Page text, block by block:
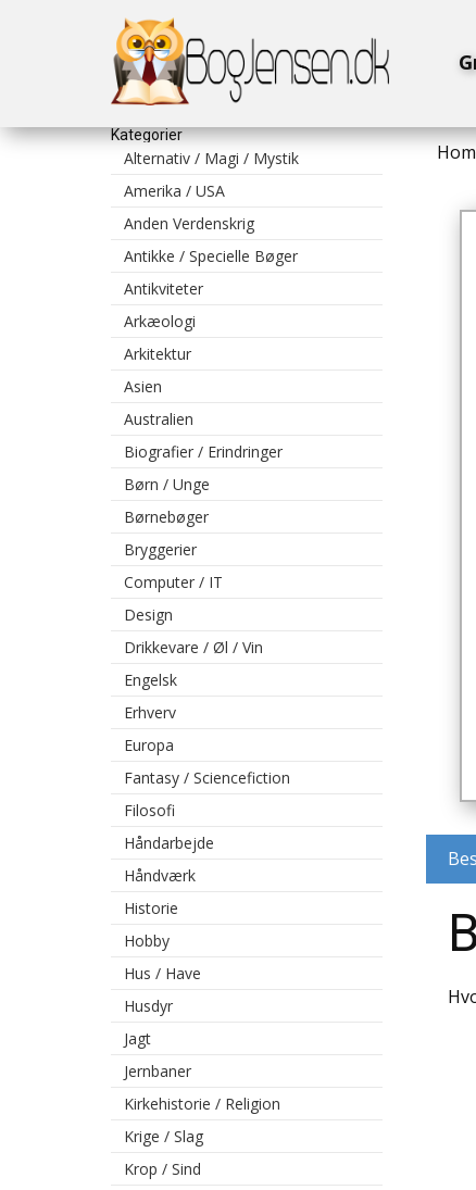
Kategorier
Alternativ / Magi / Mystik
Amerika / USA
Anden Verdenskrig
Antikke / Specielle Bøger
Antikviteter
Arkæologi
Arkitektur
Asien
Australien
Biografier / Erindringer
Børn / Unge
Børnebøger
Bryggerier
Computer / IT
Design
Drikkevare / Øl / Vin
Engelsk
Erhverv
Europa
Fantasy / Sciencefiction
Filosofi
Håndarbejde
Håndværk
Historie
Hobby
Hus / Have
Husdyr
Jagt
Jernbaner
Kirkehistorie / Religion
Krige / Slag
Krop / Sind